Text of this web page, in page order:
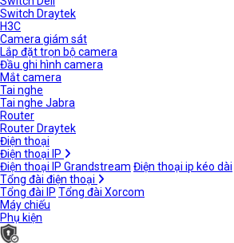
Switch Draytek
H3C
Camera giám sát
Lắp đặt trọn bộ camera
Đầu ghi hình camera
Mắt camera
Tai nghe
Tai nghe Jabra
Router
Router Draytek
Điện thoại
Điện thoại IP
Điện thoại IP Grandstream Điện thoại ip kéo dài
Tổng đài điện thoại
Tổng đài IP Tổng đài Xorcom
Máy chiếu
Phụ kiện